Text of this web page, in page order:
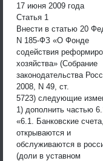
17 июня 2009 года
Статья 1
Внести в статью 20
N 185-ФЗ «О Фонде
содействия
хозяйства» (Собрание
законодательства
2008, N 49, ст.
5723) следующие
1) дополнить частью
«6.1. Банковские
открываются и
обслуживаются в
(доли в уставном